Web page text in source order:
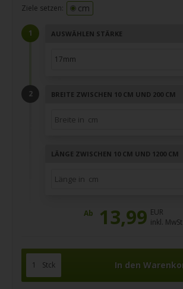
Ziele setzen: cm
AUSWÄHLEN STÄRKE
BREITE ZWISCHEN 10 CM UND 200 CM
LÄNGE ZWISCHEN 10 CM UND 1200 CM
Ab 13,99 EUR
inkl. MwSt
Stck